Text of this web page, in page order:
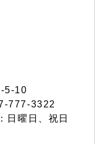
5-10
777-3322
日曜日、祝日